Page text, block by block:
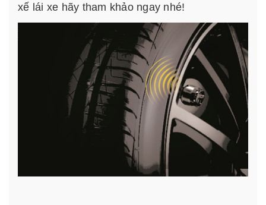
xế lái xe hãy tham khảo ngay nhé!